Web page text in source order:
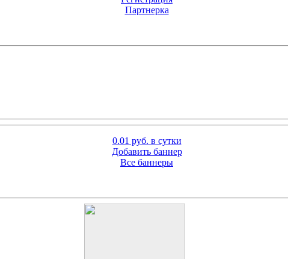
Партнерка
0.01 руб. в сутки
Добавить баннер
Все баннеры